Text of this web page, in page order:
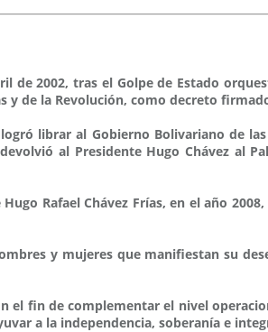
2002, tras el Golpe de Estado
de la Revolución, como decreto
librar al Gobierno Bolivariano de
al Presidente Hugo Chávez al
Rafael Chávez Frías, en el año
y mujeres que manifiestan su
el fin de complementar el nivel
a la independencia, soberanía e